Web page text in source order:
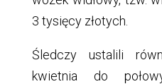
3 tysięcy złotych.
Śledczy ustalili
kwietnia do